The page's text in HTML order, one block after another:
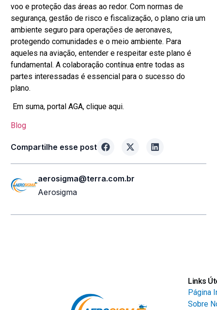
voo e proteção das áreas ao redor. Com normas de
segurança, gestão de risco e fiscalização, o plano cria um
ambiente seguro para operações de aeronaves,
protegendo comunidades e o meio ambiente. Para
aqueles na aviação, entender e respeitar este plano é
fundamental. A colaboração contínua entre todas as
partes interessadas é essencial para o sucesso do
plano.
Em suma, portal AGA, clique aqui.
Blog
Compartilhe esse post
aerosigma@terra.com.br
Aerosigma
Links
Página
Sobre